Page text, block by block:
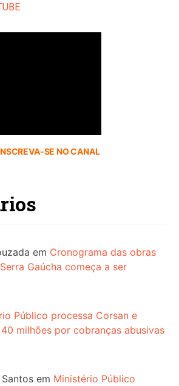
SE NO CANAL
em Cronograma das obras
Gaúcha começa a ser
Público processa Corsan e
milhões por cobranças abusivas
em Ministério Público